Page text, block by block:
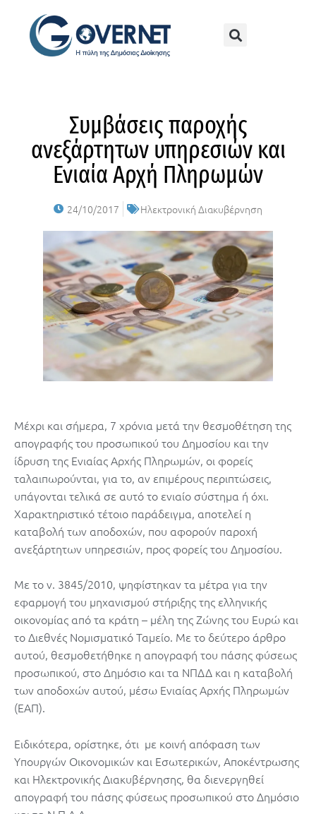
Συμβάσεις παροχής
ανεξάρτητων υπηρεσιών και
Ενιαία Αρχή Πληρωμών
24/10/2017 Ηλεκτρονική Διακυβέρνηση
Μέχρι και σήμερα, 7 χρόνια μετά την θεσμοθέτηση της
απογραφής του προσωπικού του Δημοσίου και την
ίδρυση της Ενιαίας Αρχής Πληρωμών, οι φορείς
ταλαιπωρούνται, για το, αν επιμέρους περιπτώσεις,
υπάγονται τελικά σε αυτό το ενιαίο σύστημα ή όχι.
Χαρακτηριστικό τέτοιο παράδειγμα, αποτελεί η
καταβολή των αποδοχών, που αφορούν παροχή
ανεξάρτητων υπηρεσιών, προς φορείς του Δημοσίου.
Με το ν. 3845/2010, ψηφίστηκαν τα μέτρα για την
εφαρμογή του μηχανισμού στήριξης της ελληνικής
οικονομίας από τα κράτη – μέλη της Ζώνης του Ευρώ και
το Διεθνές Νομισματικό Ταμείο. Με το δεύτερο άρθρο
αυτού, θεσμοθετήθηκε η απογραφή του πάσης φύσεως
προσωπικού, στο Δημόσιο και τα ΝΠΔΔ και η καταβολή
των αποδοχών αυτού, μέσω Ενιαίας Αρχής Πληρωμών
(ΕΑΠ).
Ειδικότερα, ορίστηκε, ότι με κοινή απόφαση των
Υπουργών Οικονομικών και Εσωτερικών, Αποκέντρωσης
και Ηλεκτρονικής Διακυβέρνησης, θα διενεργηθεί
απογραφή του πάσης φύσεως προσωπικού στο Δημόσιο